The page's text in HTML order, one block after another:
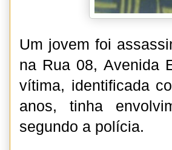
Um jovem foi
na Rua 08, Avenida
vítima, identificada
anos, tinha
segundo a polícia.